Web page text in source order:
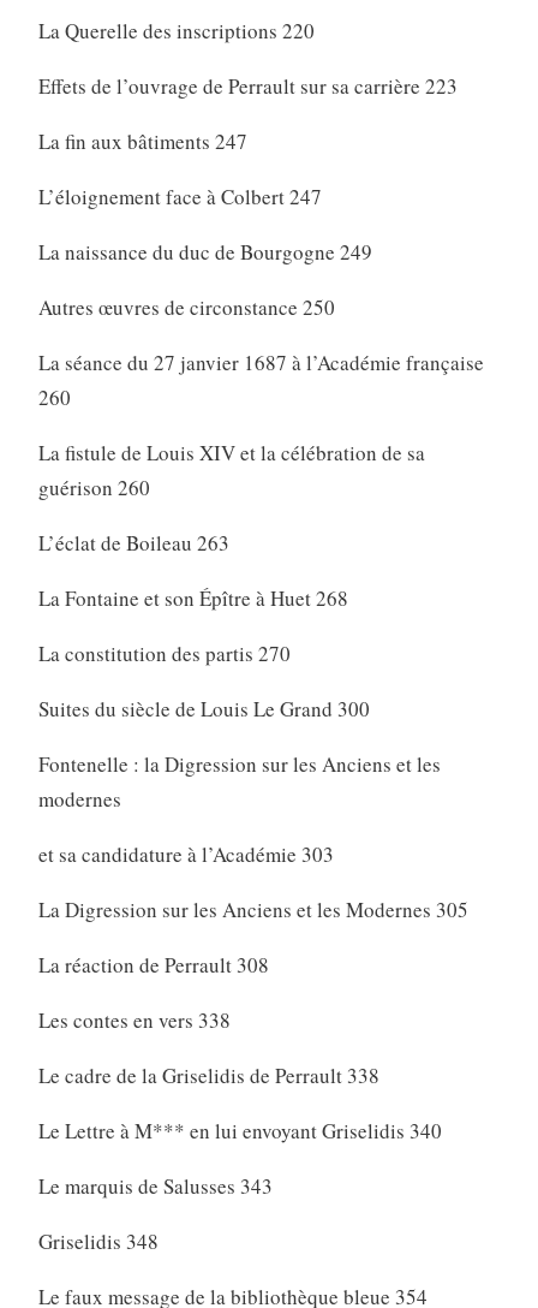
La Querelle des inscriptions 220
Effets de l’ouvrage de Perrault sur sa carrière 223
La fin aux bâtiments 247
L’éloignement face à Colbert 247
La naissance du duc de Bourgogne 249
Autres œuvres de circonstance 250
La séance du 27 janvier 1687 à l’Académie française
260
La fistule de Louis XIV et la célébration de sa
guérison 260
L’éclat de Boileau 263
La Fontaine et son Épître à Huet 268
La constitution des partis 270
Suites du siècle de Louis Le Grand 300
Fontenelle : la Digression sur les Anciens et les
modernes
et sa candidature à l’Académie 303
La Digression sur les Anciens et les Modernes 305
La réaction de Perrault 308
Les contes en vers 338
Le cadre de la Griselidis de Perrault 338
Le Lettre à M*** en lui envoyant Griselidis 340
Le marquis de Salusses 343
Griselidis 348
Le faux message de la bibliothèque bleue 354